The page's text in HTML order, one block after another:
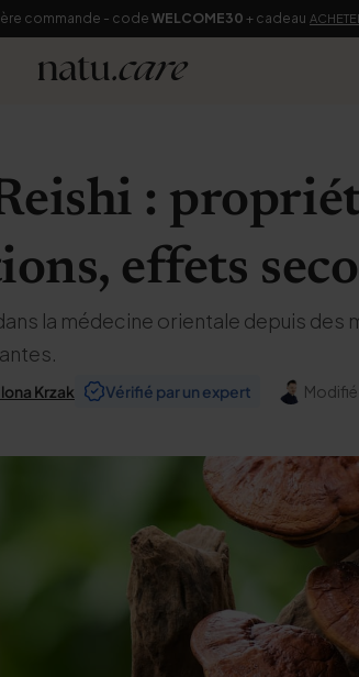
commande - codeWELCOME30 + cadeau
:
effets
la médecine orientale depuis des
Krzak Vérifié par un expert